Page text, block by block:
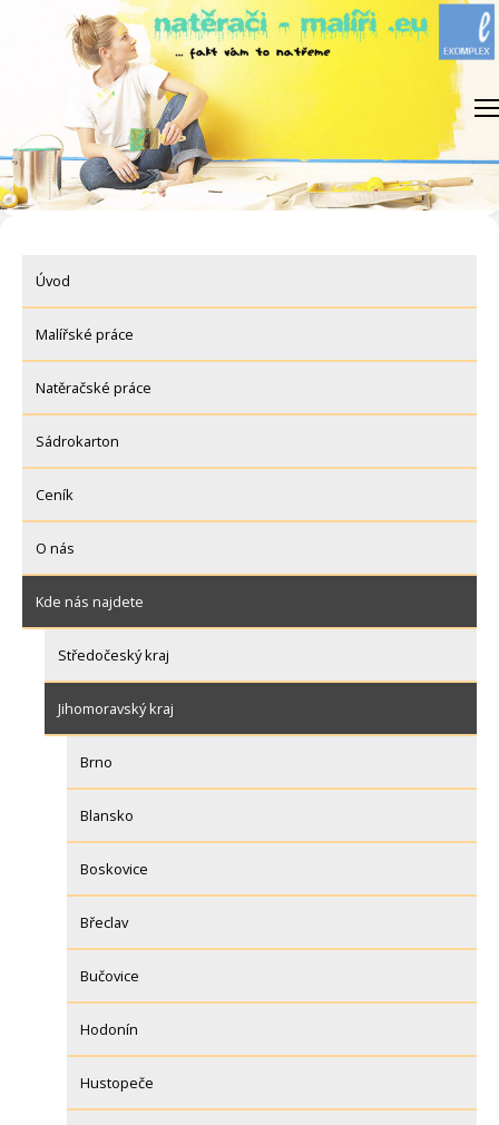
Úvod
Malířské práce
Natěračské práce
Sádrokarton
Ceník
O nás
Kde nás najdete
Středočeský kraj
Jihomoravský kraj
Brno
Blansko
Boskovice
Břeclav
Bučovice
Hodonín
Hustopeče